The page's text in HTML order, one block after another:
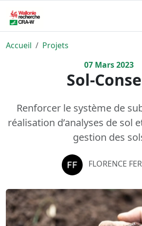
Accueil
Projets
07 Mars2023
Sol-
Renforcer le système de
réalisation d’analyses de sol
gestion des
FLORENCE